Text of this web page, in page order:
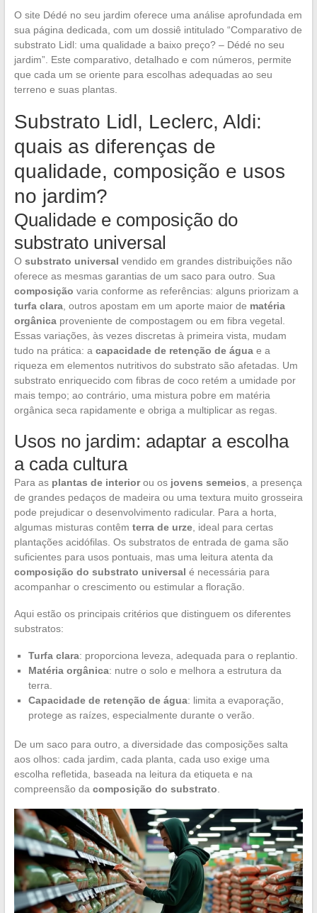
O site Dédé no seu jardim oferece uma análise aprofundada em
sua página dedicada, com um dossiê intitulado “Comparativo de
substrato Lidl: uma qualidade a baixo preço? – Dédé no seu
jardim”. Este comparativo, detalhado e com números, permite
que cada um se oriente para escolhas adequadas ao seu
terreno e suas plantas.
Substrato Lidl, Leclerc, Aldi:
quais as diferenças de
qualidade, composição e usos
no jardim?
Qualidade e composição do
substrato universal
O substrato universal vendido em grandes distribuições não
oferece as mesmas garantias de um saco para outro. Sua
composição varia conforme as referências: alguns priorizam a
turfa clara, outros apostam em um aporte maior de matéria
orgânicaproveniente de compostagem ou em fibra vegetal.
Essas variações, às vezes discretas à primeira vista, mudam
tudo na prática: a capacidade de retenção de águae a
riqueza em elementos nutritivos do substrato são afetadas. Um
substrato enriquecido com fibras de coco retém a umidade por
mais tempo; ao contrário, uma mistura pobre em matéria
orgânica seca rapidamente e obriga a multiplicar as regas.
Usos no jardim: adaptar a escolha
a cada cultura
Para as plantas de interiorou os jovens semeios , a presença
de grandes pedaços de madeira ou uma textura muito grosseira
pode prejudicar o desenvolvimento radicular. Para a horta,
algumas misturas contêm terra de urze, ideal para certas
plantações acidófilas. Os substratos de entrada de gama são
suficientes para usos pontuais, mas uma leitura atenta da
composição do substrato universal é necessária para
acompanhar o crescimento ou estimular a floração.
Aqui estão os principais critérios que distinguem os diferentes
substratos:
Turfa clara: proporciona leveza, adequada para o replantio.
Matéria orgânica: nutre o solo e melhora a estrutura da
terra.
Capacidade de retenção de água: limita a evaporação,
protege as raízes, especialmente durante o verão.
De um saco para outro, a diversidade das composições salta
aos olhos: cada jardim, cada planta, cada uso exige uma
escolha refletida, baseada na leitura da etiqueta e na
compreensão da composição do substrato